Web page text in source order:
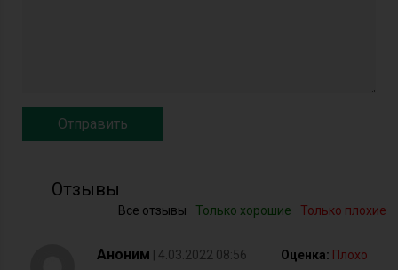
Отзывы
Все отзывы Только хорошие Только плохие
Аноним | 4.03.2022 08:56 Оценка: Плохо